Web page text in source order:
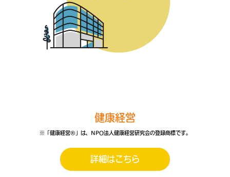
健康経営
※「健康経営®」は、NPO法人健康経営研究会の登録商標です。
詳細はこちら